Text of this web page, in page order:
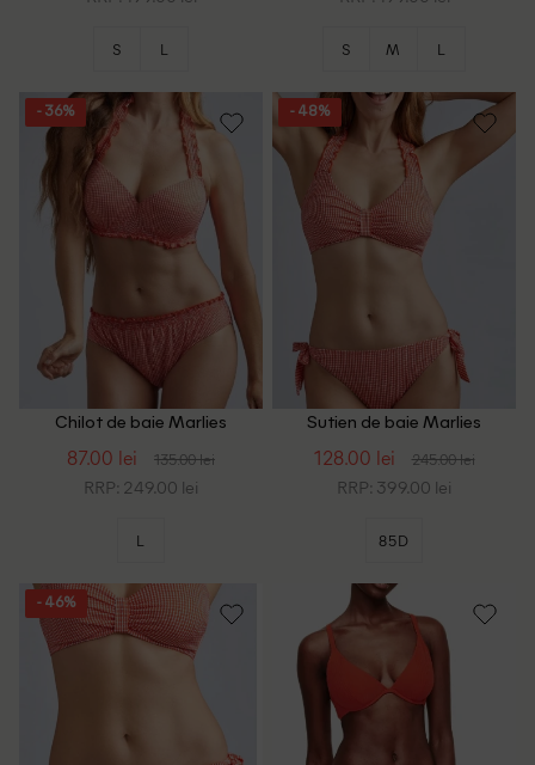
S L S M L
- 36%
Chilot de baie Marlies
87.00 lei 135.00 lei
RRP: 249.00 lei
L
- 48%
Sutien de baie Marlies
128.00 lei 245.00 lei
RRP: 399.00 lei
85D
- 46%